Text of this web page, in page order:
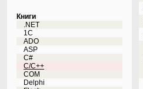
Книги
.NET
1C
ADO
ASP
C#
C/C++
COM
Delphi